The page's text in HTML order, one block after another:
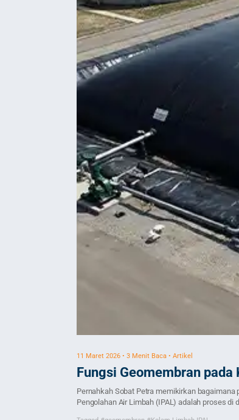
11 Maret 2026 • 3 Menit Baca • Artikel
Fungsi Geomembran
Pernahkah Sobat Petra memikirkan
Pengolahan Air Limbah (IPAL) adalah proses